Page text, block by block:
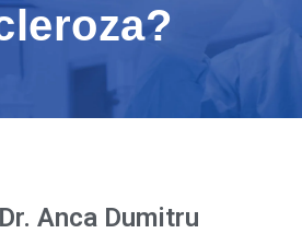
Dr. Anca Dumitru